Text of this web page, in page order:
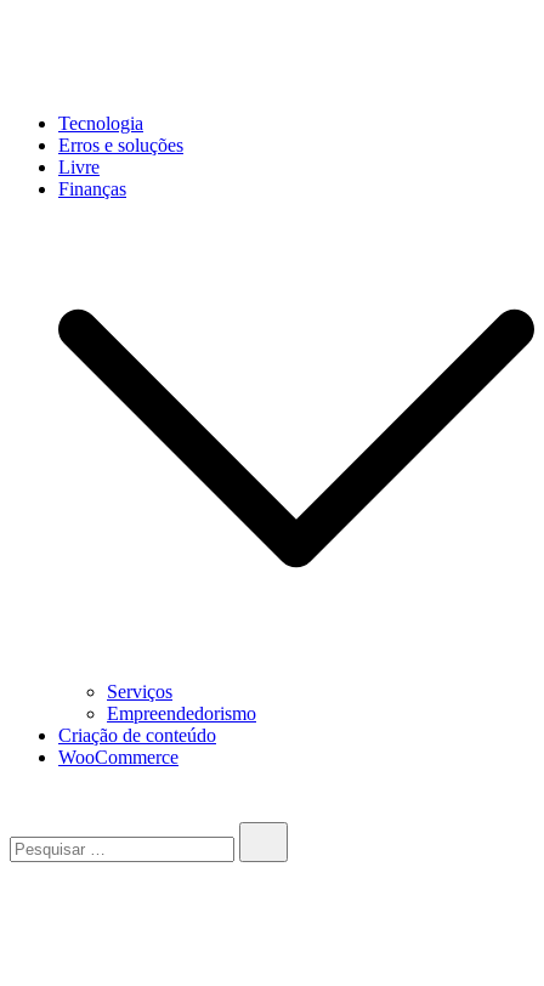
John-Henrique
Distribuindo conteúdo útil
Tecnologia
Erros e soluções
Livre
Finanças
Serviços
Empreendedorismo
Criação de conteúdo
WooCommerce